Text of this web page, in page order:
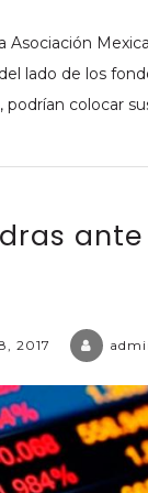
Asociación
lado de los
colocar
2017